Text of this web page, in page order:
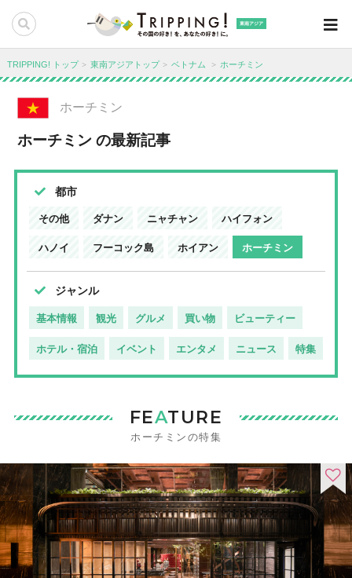
東南アジア
TRIPPING! トップ 東南アジアトップ ベトナム ホーチミン
ホーチミン
ホーチミン の最新記事
都市
その他 ダナン ニャチャン ハイフォン
ハノイ フーコック島 ホイアン ホーチミン
ジャンル
基本情報 観光 グルメ 買い物 ビューティー
ホテル・宿泊 イベント エンタメ ニュース 特集
FEATURE
ホーチミンの特集